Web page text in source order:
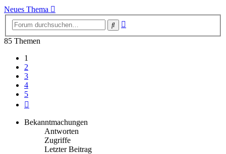
Neues Thema
Suche
85 Themen
1
2
3
4
5
Bekanntmachungen
Antworten
Zugriffe
Letzter Beitrag